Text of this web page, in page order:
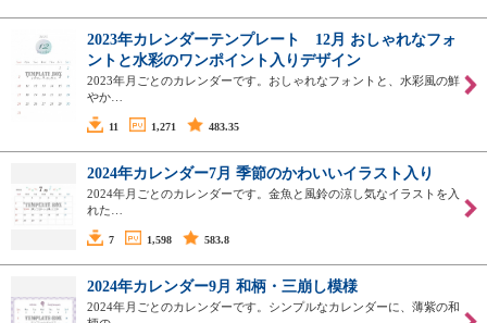
2023年カレンダーテンプレート 12月 おしゃれなフォ
ントと水彩のワンポイント入りデザイン
2023年月ごとのカレンダーです。おしゃれなフォントと、水彩風の鮮
やか…
11 1,271 483.35
2024年カレンダー7月 季節のかわいいイラスト入り
2024年月ごとのカレンダーです。金魚と風鈴の涼し気なイラストを入
れた…
7 1,598 583.8
2024年カレンダー9月 和柄・三崩し模様
2024年月ごとのカレンダーです。シンプルなカレンダーに、薄紫の和